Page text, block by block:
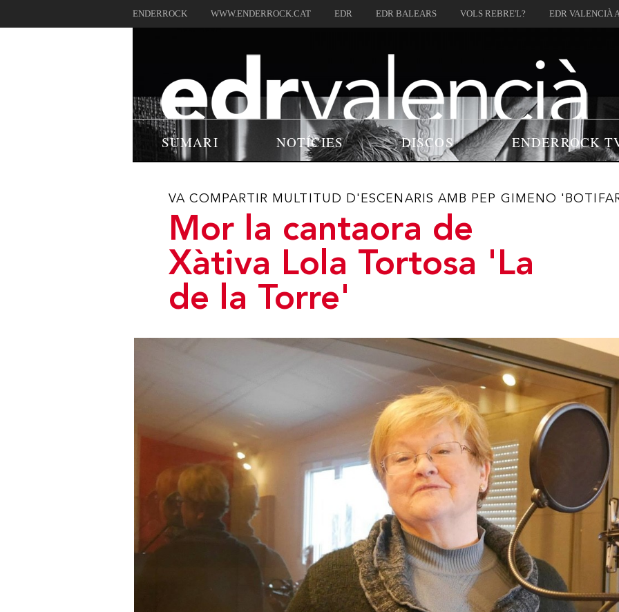
ENDERROCK WWW.ENDERROCK.CAT EDR EDR BALEARS VOLS REBRE'L? EDR VALENCIÀ
SUMARI NOTÍCIES DISCOS ENDERROCK
VA COMPARTIR MULTITUD D'ESCENARIS AMB PEP GIMENO
Mor la cantaora de
Xàtiva Lola Tortosa 'La
de la Torre'